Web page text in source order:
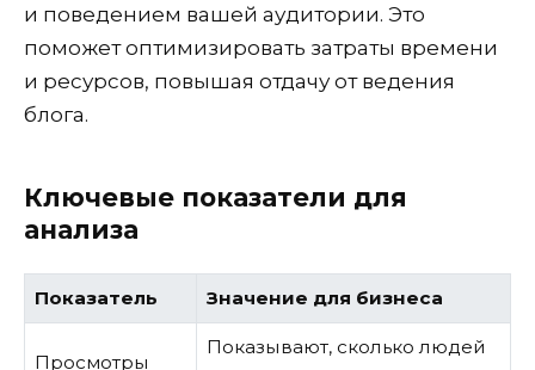
и поведением вашей аудитории. Это
поможет оптимизировать затраты времени
и ресурсов, повышая отдачу от ведения
блога.
Ключевые показатели для
анализа
Показатель Значение для бизнеса
Просмотры
Показывают, сколько людей